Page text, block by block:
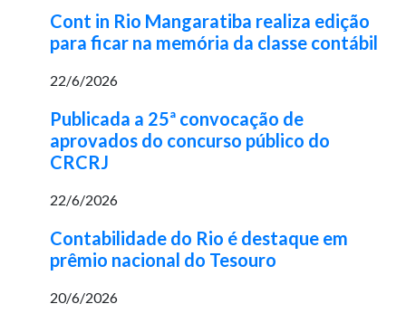
Cont in Rio Mangaratiba realiza edição
para ficar na memória da classe contábil
22/6/2026
Publicada a 25ª convocação de
aprovados do concurso público do
CRCRJ
22/6/2026
Contabilidade do Rio é destaque em
prêmio nacional do Tesouro
20/6/2026